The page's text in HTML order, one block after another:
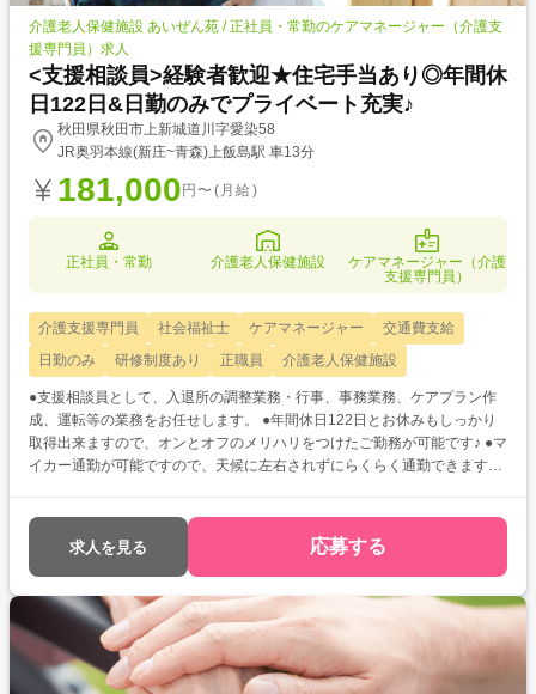
介護老人保健施設 あいぜん苑 / 正社員・常勤のケアマネージャー（介護支
援専門員）求人
<支援相談員>経験者歓迎★住宅手当あり◎年間休
日122日&日勤のみでプライベート充実♪
秋田県秋田市上新城道川字愛染58
JR奥羽本線(新庄~青森)上飯島駅 車13分
181,000 円〜(月給)
正社員・常勤 介護老人保健施設
ケアマネージャー（介護
支援専門員）
介護支援専門員 社会福祉士 ケアマネージャー
交通費支給
日勤のみ
研修制度あり 正職員 介護老人保健施設
●支援相談員として、入退所の調整業務・行事、事務業務、ケアプラン作
成、運転等の業務をお任せします。 ●年間休日122日とお休みもしっかり
取得出来ますので、オンとオフのメリハリをつけたご勤務が可能です♪ ●マ
イカー通勤が可能ですので、天候に左右されずにらくらく通勤できますよ
求人を見る 応募する